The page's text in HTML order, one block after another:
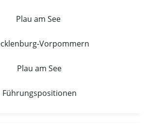
Plau am See
Vorpommern
Plau am See
Führungspositionen